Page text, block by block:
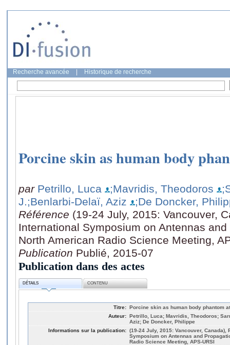
Recherche avancée Historique de recherche
Porcine skin as human body
par Petrillo, Luca ;Mavridis, Theodoros
J.;Benlarbi-Delaï, Aziz
;De Doncker,
Référence (19-24 July, 2015: Vancouver,
International Symposium on Antennas
North American Radio Science Meeting,
Publication Publié, 2015-07
Publication dans des actes
DÉTAILS CONTENU
Titre: Porcine skin as human body phantom
Auteur: Petrillo, Luca; Mavridis, Theodoros;
Aziz; De Doncker, Philippe
Informations sur la publication: (19-24 July, 2015: Vancouver, Canada),
Symposium on Antennas and
Radio Science Meeting, APS-URSI